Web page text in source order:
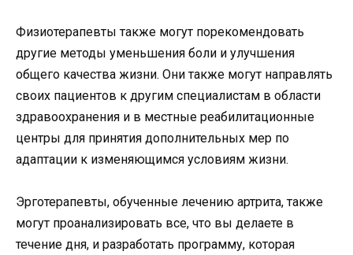
Физиотерапевты также могут порекомендовать
другие методы уменьшения боли и улучшения
общего качества жизни. Они также могут направлять
своих пациентов к другим специалистам в области
здравоохранения и в местные реабилитационные
центры для принятия дополнительных мер по
адаптации к изменяющимся условиям жизни.
Эрготерапевты, обученные лечению артрита, также
могут проанализировать все, что вы делаете в
течение дня, и разработать программу, которая